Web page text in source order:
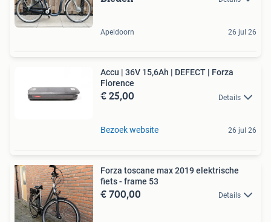
Apeldoorn 26 jul 26
Accu | 36V 15,6Ah | DEFECT | Forza
Florence
€ 25,00 Details
Bezoek website 26 jul 26
Forza toscane max 2019 elektrische
fiets - frame 53
€ 700,00 Details